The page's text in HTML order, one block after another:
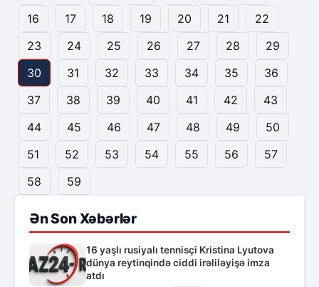
16
17 18 19 20 21
22
23
24 25 26 27 28
29
30
31 32 33 34 35
36
37
38 39 40 41 42
43
44
45 46 47 48 49
50
51
52 53 54 55 56
57
58
59
Ən Son Xəbərlər
16 yaşlı rusiyalı tennisçi Kristina Lyutova
dünya reytinqində ciddi irəliləyişə imza
atdı